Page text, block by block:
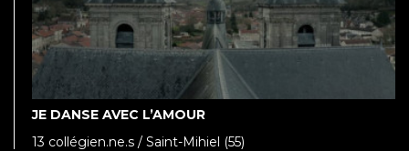
JE DANSE AVEC L’AMOUR
13 collégien.ne.s / Saint-Mihiel (55)